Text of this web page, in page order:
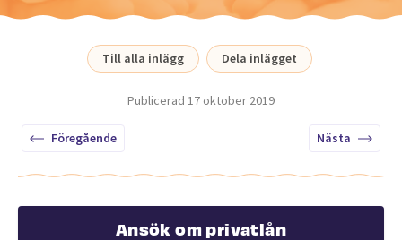
Till alla inlägg Dela inlägget
Publicerad 17 oktober 2019
Föregående Nästa
Ansök om privatlån